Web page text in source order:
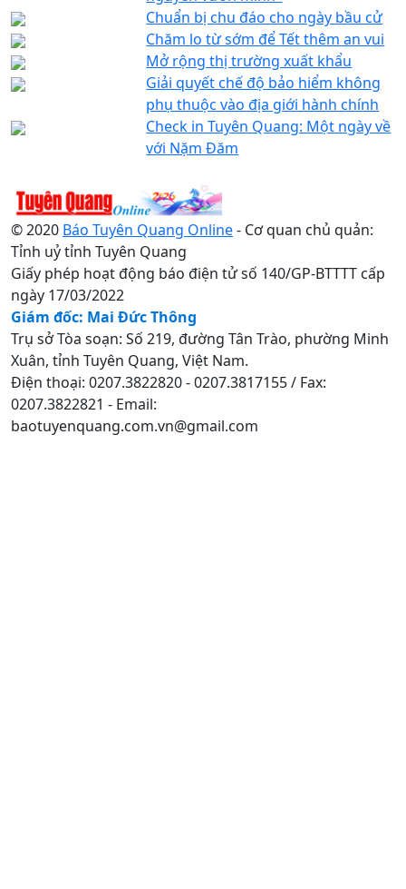
Chuẩn bị chu đáo cho ngày bầu cử
Chăm lo từ sớm để Tết thêm an vui
Mở rộng thị trường xuất khẩu
Giải quyết chế độ bảo hiểm không
phụ thuộc vào địa giới hành chính
Check in Tuyên Quang: Một ngày về
với Nặm Đăm
© 2020 Báo Tuyên Quang Online- Cơ quan chủ quản:
Tỉnh uỷ tỉnh Tuyên Quang
Giấy phép hoạt động báo điện tử số 140/GP-BTTTT cấp
ngày 17/03/2022
Giám đốc: Mai Đức Thông
Trụ sở Tòa soạn: Số 219, đường Tân Trào, phường Minh
Xuân, tỉnh Tuyên Quang, Việt Nam.
Điện thoại: 0207.3822820 - 0207.3817155 / Fax:
0207.3822821 - Email:
baotuyenquang.com.vn@gmail.com